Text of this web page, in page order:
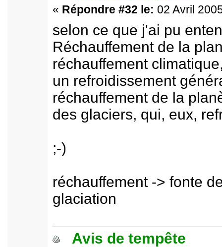
« Répondre #32 le: 02 Avril
selon ce que j'ai pu
Réchauffement de la
réchauffement
un refroidissement
réchauffement de la
des glaciers, qui, eux,
;-)
réchauffement -> fonte
glaciation
Avis de tempête